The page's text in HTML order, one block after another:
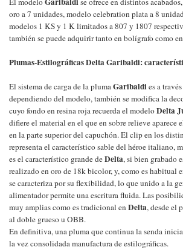
oro a 7 unidades, modelo celebration plata a 8
modelos 1 KS y 1 K limitados a 807 y 1807
también se puede adquirir tanto en bolígrafo como
Plumas-Estilográficas Delta Garibaldi:
El sistema de carga de la plumaGaribaldies a
dependiendo del modelo, también se modifica la
cuyo fondo en resina roja recuerda el modeloDelta
difiere el material en el que en sobre relieve aparece
en la parte superior del capuchón. El clip en los
representa el característico sable del héroe italiano,
es el característico grande deDelta, si bien grabado
realizado en oro de 18k bicolor, y, como es habitual
se caracteriza por su flexibilidad, lo que unido a la
alimentador permite una escritura fluida. Las
muy amplias como es tradicional en Delta, desde el
al doble grueso u OBB.
En definitiva, una pluma que continua la senda
la vez consolidada manufactura de estilográficas.